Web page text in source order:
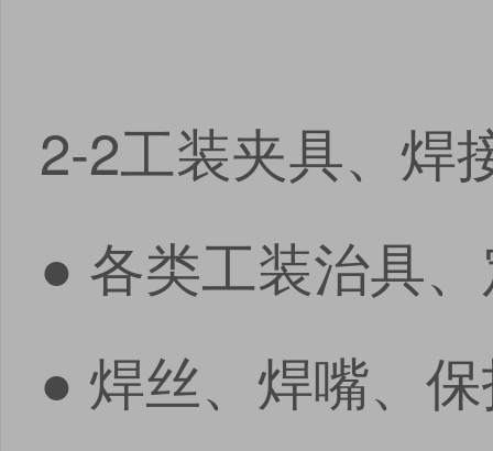
2-2工装夹具、焊
● 各类工装治具
● 焊丝、焊嘴、